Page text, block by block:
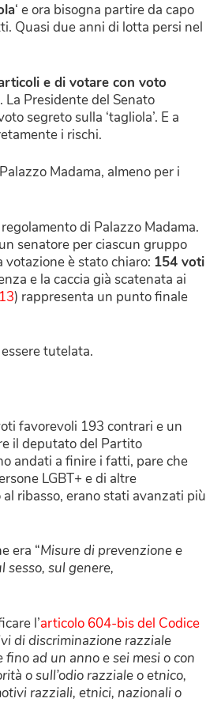
‘ e ora bisogna partire da capo
Quasi due anni di lotta persi nel
e di votare con voto
Presidente del Senato
segreto sulla ‘tagliola’. E a
i rischi.
Madama, almeno per i
di Palazzo Madama.
senatore per ciascun gruppo
votazione è stato chiaro: 154 voti
e la caccia già scatenata ai
) rappresenta un punto finale
tutelata.
favorevoli 193 contrari e un
il deputato del Partito
andati a finire i fatti, pare che
LGBT+ e di altre
al ribasso, erano stati avanzati più
era “Misure di prevenzione e
sesso, sul genere,
l’articolo 604-bis del Codice
di discriminazione razziale
fino ad un anno e sei mesi o con
o sull’odio razziale o etnico,
razziali, etnici, nazionali o